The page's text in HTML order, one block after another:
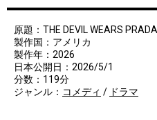
原題：THE DEVIL WEARS
製作国：アメリカ
製作年：2026
日本公開日：2026/5/1
分数：119分
ジャンル： コメディ / ドラマ